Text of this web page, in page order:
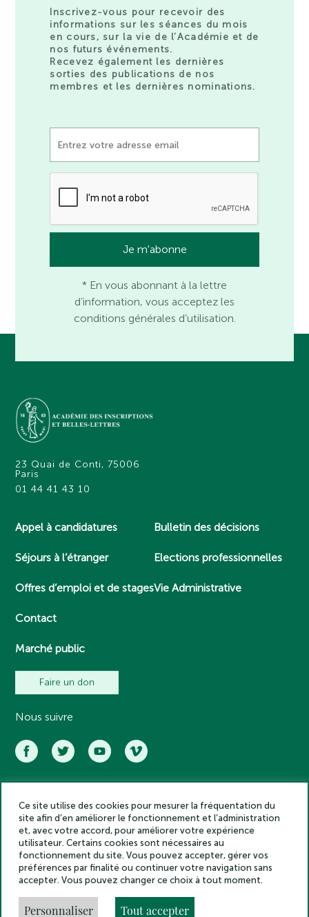
Inscrivez-vous pour recevoir des
informations sur les séances du mois
en cours, sur la vie de l’Académie et de
nos futurs événements.
Recevez également les dernières
sorties des publications de nos
membres et les dernières nominations.
* En vous abonnant à la lettre
d’information, vous acceptez les
conditions générales d’utilisation.
23 Quai de Conti, 75006
Paris
01 44 41 43 10
Appel à candidatures
Séjours à l’étranger
Offres d’emploi et de stages
Contact
Marché public
Bulletin des décisions
Elections professionnelles
Vie Administrative
Faire un don
Nous suivre
Académie des inscriptions et belles lettres – Tous droits réservés
2025
Politique de confidentialité
Mentions légales
Crédits
Gestion des cookies
Made by
Ce site utilise des cookies pour mesurer la fréquentation du
site afin d’en améliorer le fonctionnement et l’administration
et, avec votre accord, pour améliorer votre expérience
utilisateur. Certains cookies sont nécessaires au
fonctionnement du site. Vous pouvez accepter, gérer vos
préférences par finalité ou continuer votre navigation sans
accepter. Vous pouvez changer ce choix à tout moment.
Personnaliser Tout accepter